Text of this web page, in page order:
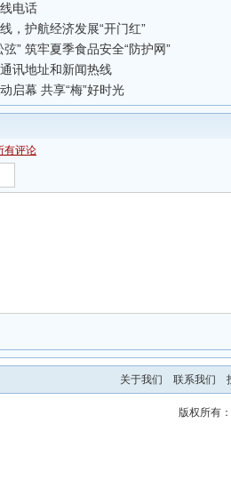
电话
，护航经济发展“开门红”
” 筑牢夏季食品安全“防护网”
讯地址和新闻热线
启幕 共享“梅”好时光
有评论
关于我们 联系我们
版权所有：